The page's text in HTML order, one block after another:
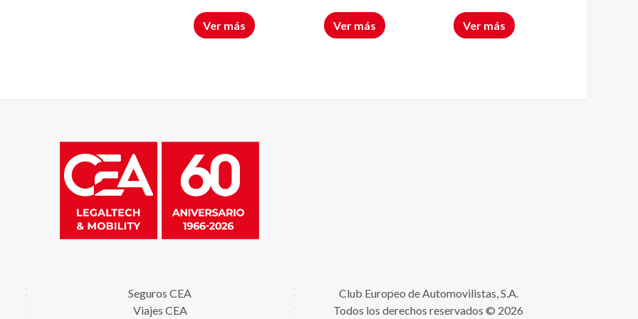
Ver más Ver más Ver más
Seguros CEA Club Europeo de Automovilistas, S.A.